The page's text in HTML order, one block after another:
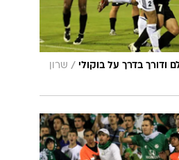
בדרך על בוקולי / שרון